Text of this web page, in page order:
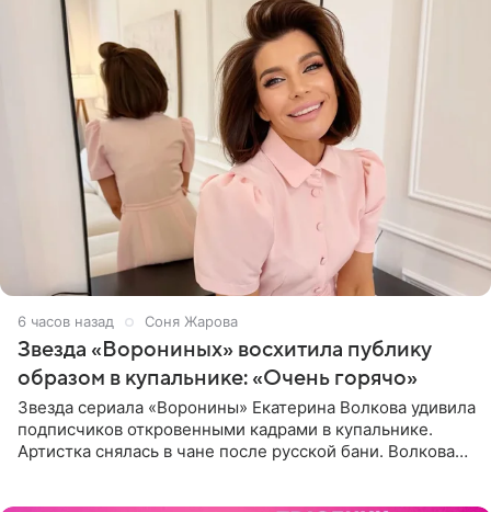
6 часов назад Соня Жарова
Звезда «Ворониных» восхитила публику
образом в купальнике: «Очень горячо»
Звезда сериала «Воронины» Екатерина Волкова удивила
подписчиков откровенными кадрами в купальнике.
Артистка снялась в чане после русской бани. Волкова